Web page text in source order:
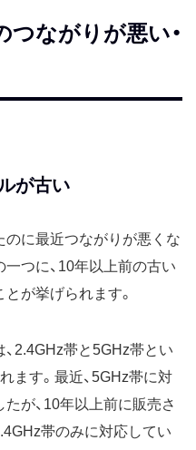
ながりが悪い・
が古い
に最近つながりが悪くな
つに、10年以上前の古い
が挙げられます。
2.4GHz帯と5GHz帯とい
ます。最近、5GHz帯に対
が、10年以上前に販売さ
帯のみに対応してい